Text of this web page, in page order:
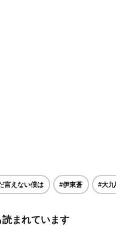
言えない僕は #伊東蒼 #大九
まれています